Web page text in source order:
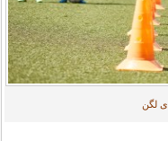
لگن